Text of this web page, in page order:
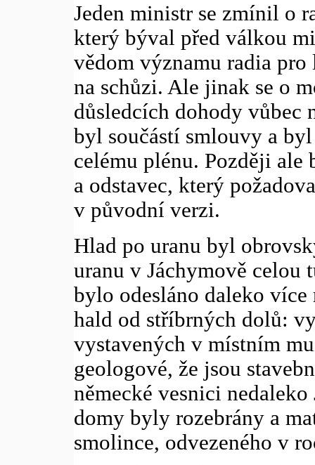
Jeden ministr se zmínil o
který býval před válkou
vědom významu radia
na schůzi. Ale jinak se o
důsledcích dohody vůbec
byl součástí smlouvy a
celému plénu. Později ale
a odstavec, který
v původní verzi.
Hlad po uranu byl
uranu v Jáchymově celou
bylo odesláno daleko více
hald od stříbrných dolů:
vystavených v místním
geologové, že jsou
německé vesnici
domy byly rozebrány a
smolince, odvezeného v